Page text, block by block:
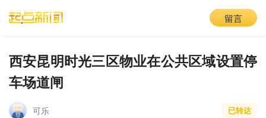
留言
西安昆明时光三区物业在公共区域设置停
车场道闸
可乐 已转达